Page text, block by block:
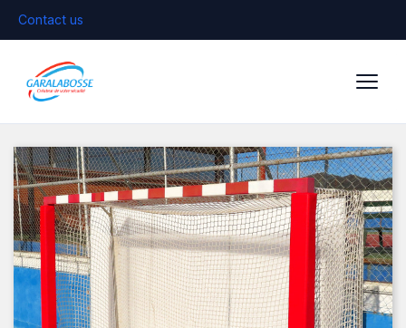
Contact us